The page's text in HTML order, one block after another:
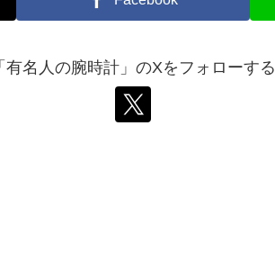
「有名人の腕時計」のXをフォローする